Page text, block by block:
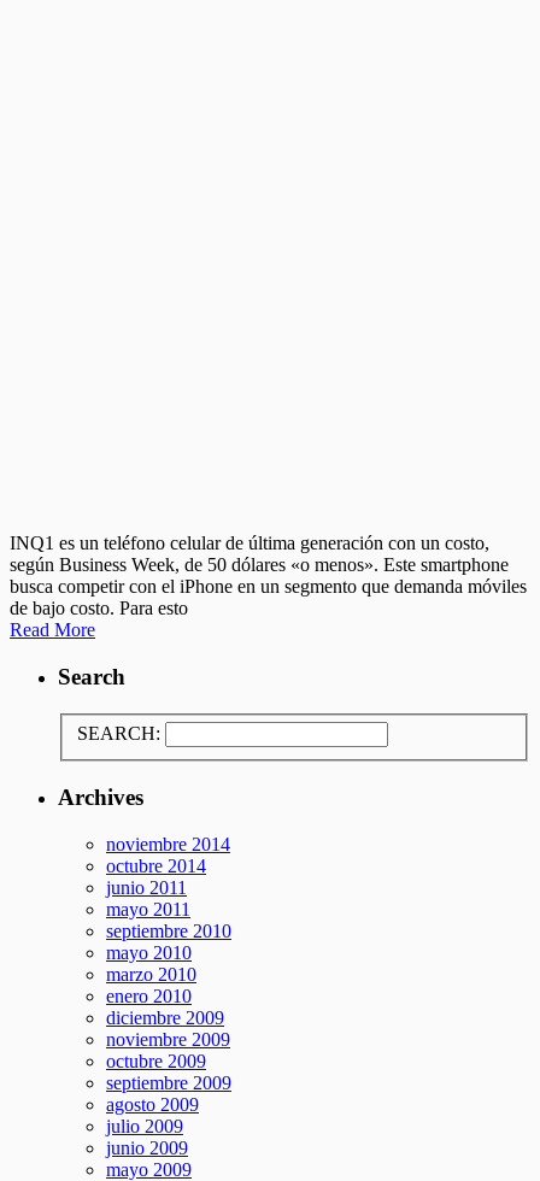
INQ1 es un teléfono celular de última generación con un costo,
según Business Week, de 50 dólares «o menos». Este smartphone
busca competir con el iPhone en un segmento que demanda móviles
de bajo costo. Para esto
Read More
Search
SEARCH:
Archives
noviembre 2014
octubre 2014
junio 2011
mayo 2011
septiembre 2010
mayo 2010
marzo 2010
enero 2010
diciembre 2009
noviembre 2009
octubre 2009
septiembre 2009
agosto 2009
julio 2009
junio 2009
mayo 2009